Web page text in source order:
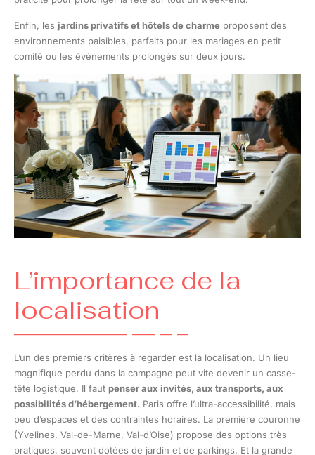
Enfin, les jardins privatifs et hôtels de charme proposent des
environnements paisibles, parfaits pour les mariages en petit
comité ou les événements prolongés sur deux jours.
L’importance de la
localisation
L’un des premiers critères à regarder est la localisation. Un lieu
magnifique perdu dans la campagne peut vite devenir un casse-
tête logistique. Il faut penser aux invités, aux transports, aux
possibilités d’hébergement. Paris offre l’ultra-accessibilité, mais
peu d’espaces et des contraintes horaires. La première couronne
(Yvelines, Val-de-Marne, Val-d’Oise) propose des options très
pratiques, souvent dotées de jardin et de parkings. Et la grande